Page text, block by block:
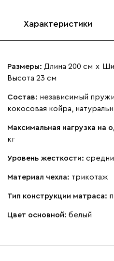
Характеристики
Размеры: Длина 200 см х
Высота 23 см
Состав: независимый
кокосовая койра,
Максимальная нагрузка на
кг
Уровень жесткости:
Материал чехла: трикотаж
Тип конструкции матраса:
Цвет основной: белый